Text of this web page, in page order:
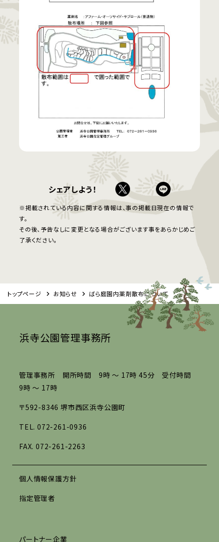
シェアしよう！
※掲載されている内容に関する情報は、事の掲載日現在の情報で
す。
その後、予告なしに変更となる場合がございます事をあらかじめご
了承ください。
トップページ お知らせ ばら庭園内薬剤散布について
浜寺公園管理事務所
管理事務所 開所時間 9時 ～ 17時 45分 受付時間
9時 ～ 17時
〒592-8346 堺市西区浜寺公園町
TEL. 072-261-0936
FAX. 072-261-2263
個人情報保護方針
指定管理者
パートナー企業